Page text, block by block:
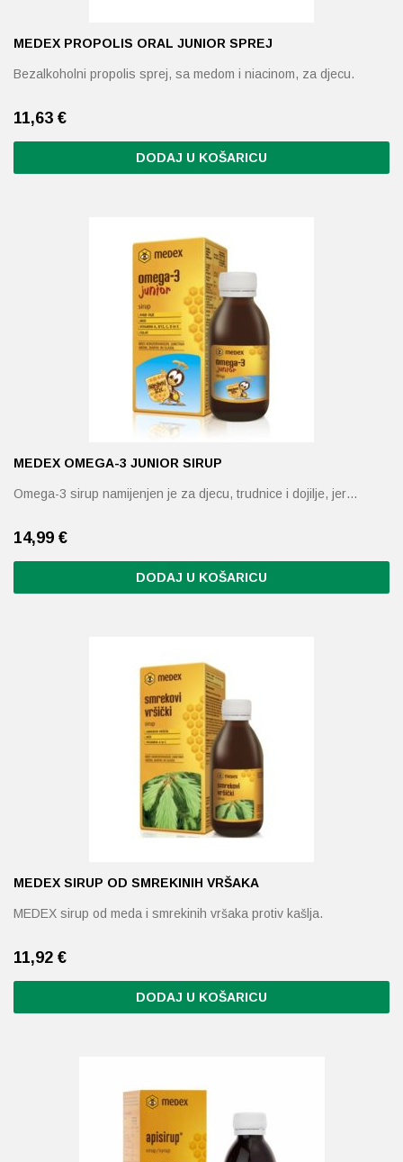
MEDEX PROPOLIS ORAL JUNIOR SPREJ
Bezalkoholni propolis sprej, sa medom i niacinom, za djecu.
11,63 €
DODAJ U KOŠARICU
MEDEX OMEGA-3 JUNIOR SIRUP
Omega-3 sirup namijenjen je za djecu, trudnice i dojilje, jer…
14,99 €
DODAJ U KOŠARICU
MEDEX SIRUP OD SMREKINIH VRŠAKA
MEDEX sirup od meda i smrekinih vršaka protiv kašlja.
11,92 €
DODAJ U KOŠARICU